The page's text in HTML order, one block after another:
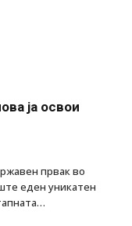
ја освои
првак во
еден уникатен